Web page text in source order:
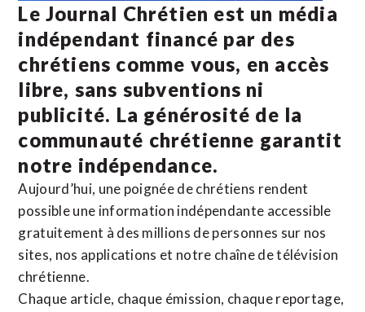
Le Journal Chrétien est un média
indépendant financé par des
chrétiens comme vous, en accès
libre, sans subventions ni
publicité. La générosité de la
communauté chrétienne garantit
notre indépendance.
Aujourd’hui, une poignée de chrétiens rendent
possible une information indépendante accessible
gratuitement à des millions de personnes sur nos
sites, nos applications et notre chaîne de télévision
chrétienne.
Chaque article, chaque émission, chaque reportage,